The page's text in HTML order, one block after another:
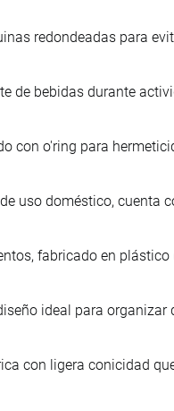
redondeadas para
de bebidas durante
con o'ring para
uso doméstico, cuenta
fabricado en
ideal para organizar
con ligera conicidad